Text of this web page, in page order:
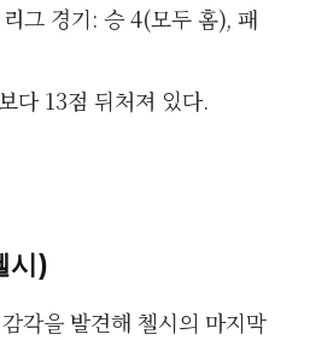
그 경기: 승 4(모두 홈), 패
다 13점 뒤처져 있다.
시)
각을 발견해 첼시의 마지막